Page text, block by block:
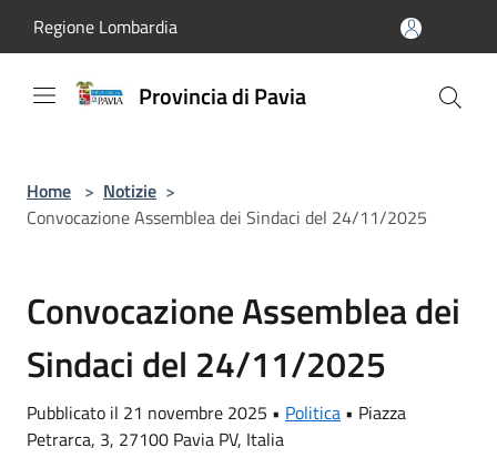
Regione Lombardia
Provincia di Pavia
Home > Notizie >
Convocazione Assemblea dei Sindaci del 24/11/2025
Convocazione Assemblea dei
Sindaci del 24/11/2025
Pubblicato il 21 novembre 2025 • Politica • Piazza
Petrarca, 3, 27100 Pavia PV, Italia